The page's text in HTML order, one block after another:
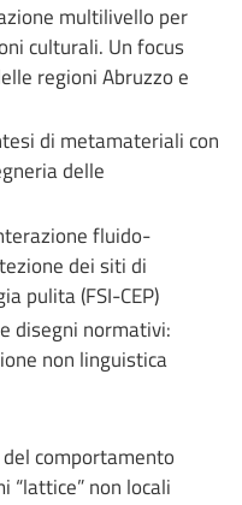
multilivello per
culturali. Un focus
regioni Abruzzo e
di metamateriali con
delle
fluido-
dei siti di
pulita (FSI-CEP)
disegni normativi:
non linguistica
comportamento
“lattice” non locali